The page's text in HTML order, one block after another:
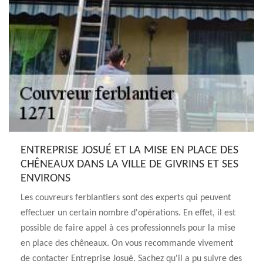
ENTREPRISE JOSUÉ ET LA MISE EN PLACE DES
CHÊNEAUX DANS LA VILLE DE GIVRINS ET SES
ENVIRONS
Les couvreurs ferblantiers sont des experts qui peuvent
effectuer un certain nombre d'opérations. En effet, il est
possible de faire appel à ces professionnels pour la mise
en place des chêneaux. On vous recommande vivement
de contacter Entreprise Josué. Sachez qu'il a pu suivre des